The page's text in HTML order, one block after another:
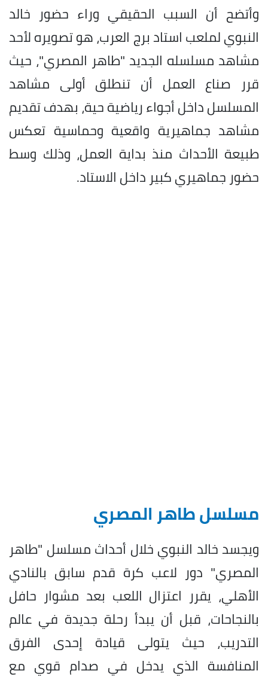
وأتضح أن السبب الحقيقي وراء حضور خالد
النبوي لملعب استاد برج العرب، هو تصويره لأحد
مشاهد مسلسله الجديد "طاهر المصري"، حيث
قرر صناع العمل أن تنطلق أولى مشاهد
المسلسل داخل أجواء رياضية حية، بهدف تقديم
مشاهد جماهيرية واقعية وحماسية تعكس
طبيعة الأحداث منذ بداية العمل، وذلك وسط
حضور جماهيري كبير داخل الاستاد.
مسلسل طاهر المصري
ويجسد خالد النبوي خلال أحداث مسلسل "طاهر
المصري" دور لاعب كرة قدم سابق بالنادي
الأهلي، يقرر اعتزال اللعب بعد مشوار حافل
بالنجاحات، قبل أن يبدأ رحلة جديدة في عالم
التدريب، حيث يتولى قيادة إحدى الفرق
المنافسة الذي يدخل في صدام قوي مع